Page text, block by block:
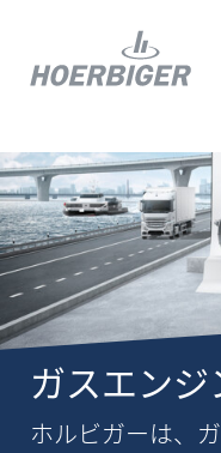
ガスエン
ホルビガーは、